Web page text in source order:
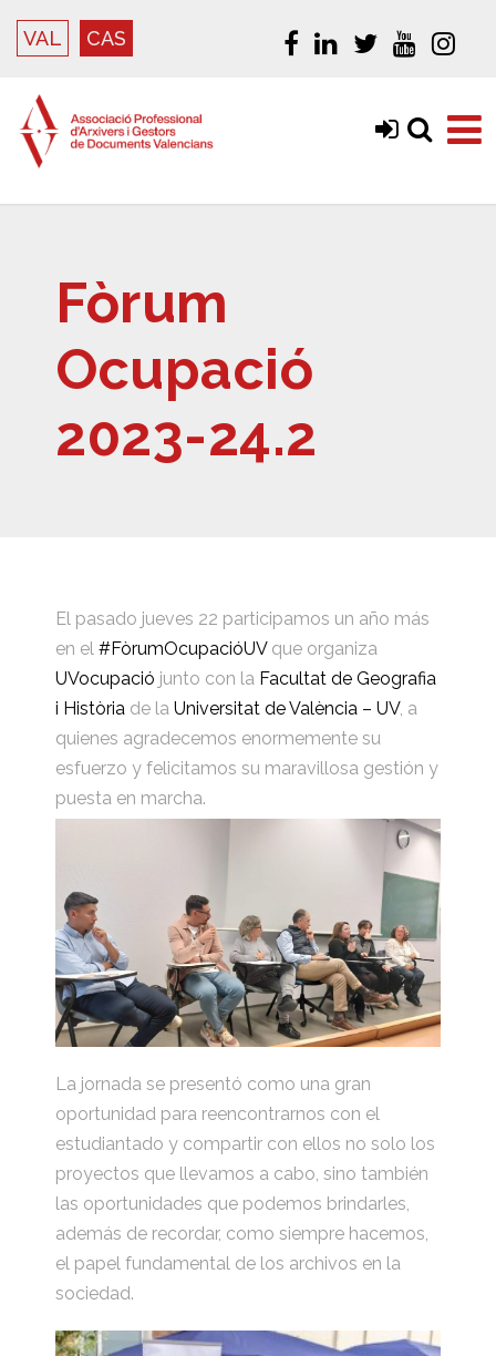
VAL CAS
Fòrum
Ocupació
2023-24.2
El pasado jueves 22 participamos un año más
en el #FòrumOcupacióUVque organiza
UVocupació junto con la Facultat de Geografia
i Història de la Universitat de València – UV, a
quienes agradecemos enormemente su
esfuerzo y felicitamos su maravillosa gestión y
puesta en marcha.
La jornada se presentó como una gran
oportunidad para reencontrarnos con el
estudiantado y compartir con ellos no solo los
proyectos que llevamos a cabo, sino también
las oportunidades que podemos brindarles,
además de recordar, como siempre hacemos,
el papel fundamental de los archivos en la
sociedad.